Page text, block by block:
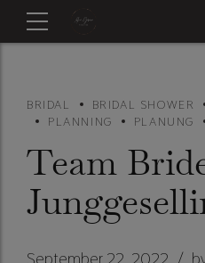
BRIDAL BRIDAL SHOWER
PLANNING
PLANUNG
Team